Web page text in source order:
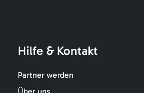
Hilfe & Kontakt
Partner werden